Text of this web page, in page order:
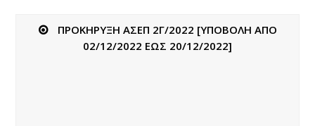
ΠΡΟΚΗΡΥΞΗ ΑΣΕΠ 2Γ/2022 [ΥΠΟΒΟΛΗ ΑΠΟ
02/12/2022 ΕΩΣ 20/12/2022]